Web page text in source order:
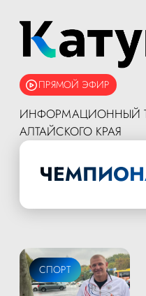
ПРЯМОЙ ЭФИР
ИНФОРМАЦИОННЫЙ
АЛТАЙСКОГО КРАЯ
СПОРТ